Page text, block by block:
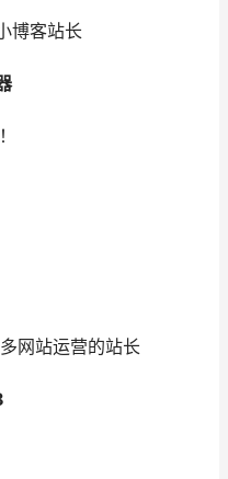
博客站长
网站运营的站长